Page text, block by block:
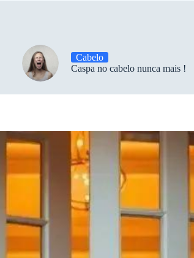
Cabelo
Caspa no cabelo nunca mais !